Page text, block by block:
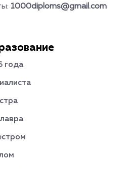
1000diploms@gmail.com
года